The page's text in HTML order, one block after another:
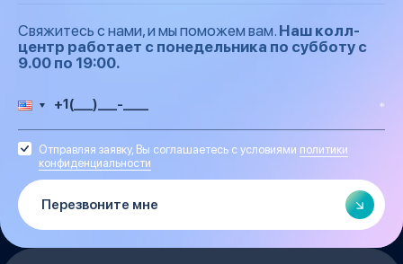
Свяжитесь с нами, и мы поможем вам. Наш колл-
центр работает с понедельника по субботу с
9.00 по 19:00.
Отправляя заявку, Вы соглашаетесь с условиями политики
конфиденциальности